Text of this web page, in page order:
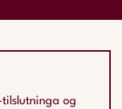
og